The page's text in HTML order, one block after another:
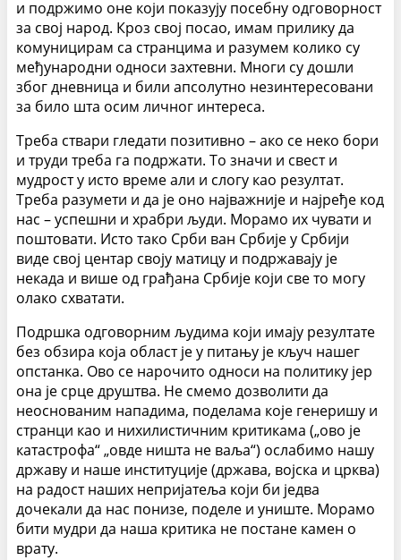
и подржимо оне који показују посебну одговорност
за свој народ. Кроз свој посао, имам прилику да
комуницирам са странцима и разумем колико су
међународни односи захтевни. Многи су дошли
због дневница и били апсолутно незинтересовани
за било шта осим личног интереса.
Треба ствари гледати позитивно – ако се неко бори
и труди треба га подржати. То значи и свест и
мудрост у исто време али и слогу као резултат.
Треба разумети и да је оно најважније и најређе код
нас – успешни и храбри људи. Морамо их чувати и
поштовати. Исто тако Срби ван Србије у Србији
виде свој центар своју матицу и подржавају је
некада и више од грађана Србије који све то могу
олако схватати.
Подршка одговорним људима који имају резултате
без обзира која област је у питању је кључ нашег
опстанка. Ово се нарочито односи на политику јер
она је срце друштва. Не смемо дозволити да
неоснованим нападима, поделама које генеришу и
странци као и нихилистичним критикама („ово је
катастрофа“ „овде ништа не ваља“) ослабимо нашу
државу и наше институције (држава, војска и црква)
на радост наших непријатеља који би једва
дочекали да нас понизе, поделе и униште. Морамо
бити мудри да наша критика не постане камен о
врату.